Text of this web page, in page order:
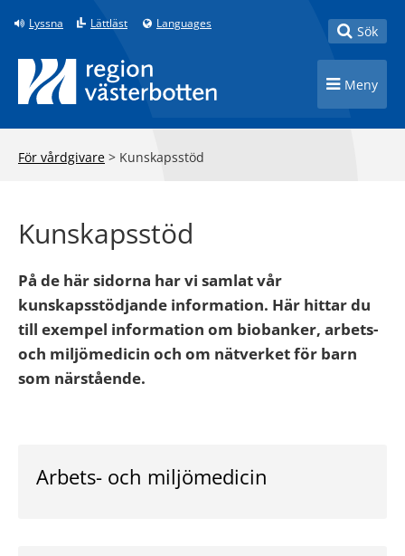
Till innehåll på sidan
Lyssna Lättläst Languages Toggle
Sök
Toggle
Meny
För vårdgivare > Kunskapsstöd
Kunskapsstöd
På de här sidorna har vi samlat vår
kunskapsstödjande information. Här hittar du
till exempel information om biobanker, arbets-
och miljömedicin och om nätverket för barn
som närstående.
Arbets- och miljömedicin